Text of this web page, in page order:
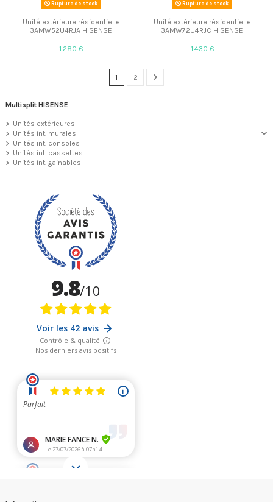
Rupture de stock
Unité extérieure résidentielle
3AMW52U4RJA HISENSE
1 280 €
Rupture de stock
Unité extérieure résidentielle
3AMW72U4RJC HISENSE
1 430 €
1 2
Multisplit HISENSE
Unités extérieures
Unités int. murales
Unités int. consoles
Unités int. cassettes
Unités int. gainables